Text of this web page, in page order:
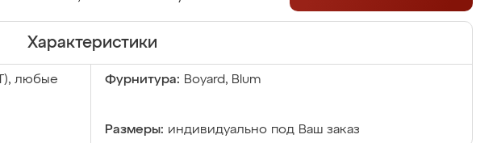
Характеристики
любые
Фурнитура: Boyard, Blum
Размеры: индивидуально под Ваш заказ